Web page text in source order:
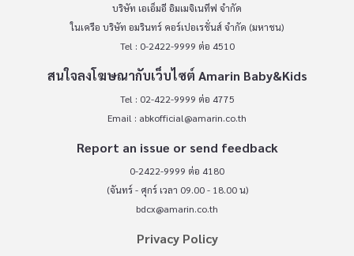
บริษัท เอเอ็มอี อิมเมจิเนทีฟ จำกัด
ในเครือ บริษัท อมรินทร์ คอร์เปอเรชั่นส์ จำกัด (มหาชน)
Tel : 0-2422-9999 ต่อ 4510
สนใจลงโฆษณากับเว็บไซต์ Amarin Baby&Kids
Tel : 02-422-9999 ต่อ 4775
Email : abkofficial@amarin.co.th
Report an issue or send feedback
0-2422-9999 ต่อ 4180
(จันทร์ - ศุกร์ เวลา 09.00 - 18.00 น)
bdcx@amarin.co.th
Privacy Policy